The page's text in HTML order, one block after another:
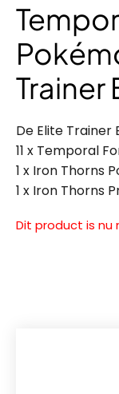
Trainer
De Elite Trainer
11 x Temporal
1 x Iron Thorns
1 x Iron Thorns
Dit product is nu